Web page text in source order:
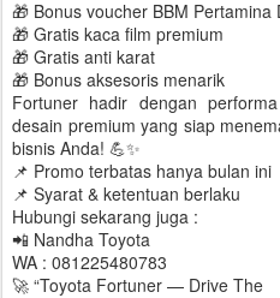
🎁 Bonus voucher BBM Pertamina
🎁 Gratis kaca film premium
🎁 Gratis anti karat
🎁 Bonus aksesoris menarik
Fortuner hadir dengan
desain premium yang siap
bisnis Anda! 💪✨
📌 Promo terbatas hanya bulan ini
📌 Syarat & ketentuan berlaku
Hubungi sekarang juga :
📲 Nandha Toyota
WA : 081225480783
🚀 “Toyota Fortuner — Drive The